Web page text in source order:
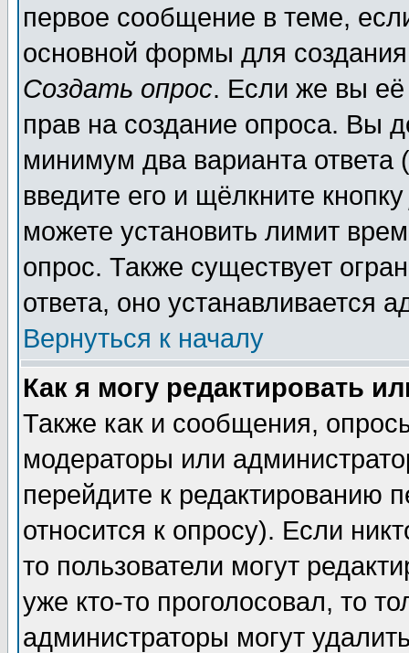
первое сообщение в теме,
основной формы для
Создать опрос. Если же вы её
прав на создание опроса. Вы
минимум два варианта ответа
введите его и щёлкните
можете установить лимит
опрос. Также существует
ответа, оно устанавливается
Вернуться к началу
Как я могу редактировать
Также как и сообщения,
модераторы или
перейдите к редактированию
относится к опросу). Если
то пользователи могут
уже кто-то проголосовал, то
администраторы могут